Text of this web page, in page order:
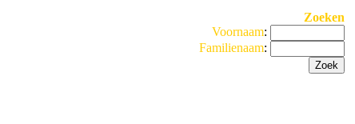
Zoeken
Voornaam:
Familienaam: